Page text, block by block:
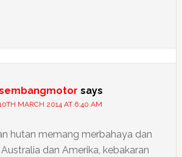
says
MARCH 2014 AT 6:40 AM
hutan memang merbahaya dan
Australia dan Amerika, kebakaran